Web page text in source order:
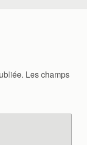
Les champs